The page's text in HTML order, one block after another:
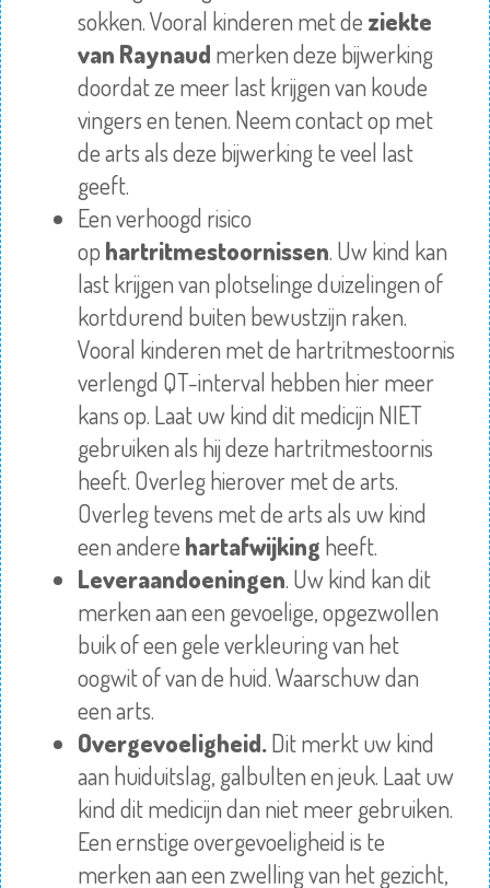
sokken. Vooral kinderen met de ziekte
van Raynaud merken deze bijwerking
doordat ze meer last krijgen van koude
vingers en tenen. Neem contact op met
de arts als deze bijwerking te veel last
geeft.
Een verhoogd risico
op hartritmestoornissen. Uw kind kan
last krijgen van plotselinge duizelingen of
kortdurend buiten bewustzijn raken.
Vooral kinderen met de hartritmestoornis
verlengd QT-interval hebben hier meer
kans op. Laat uw kind dit medicijn NIET
gebruiken als hij deze hartritmestoornis
heeft. Overleg hierover met de arts.
Overleg tevens met de arts als uw kind
een andere hartafwijking heeft.
Leveraandoeningen. Uw kind kan dit
merken aan een gevoelige, opgezwollen
buik of een gele verkleuring van het
oogwit of van de huid. Waarschuw dan
een arts.
Overgevoeligheid.Dit merkt uw kind
aan huiduitslag, galbulten en jeuk. Laat uw
kind dit medicijn dan niet meer gebruiken.
Een ernstige overgevoeligheid is te
merken aan een zwelling van het gezicht,